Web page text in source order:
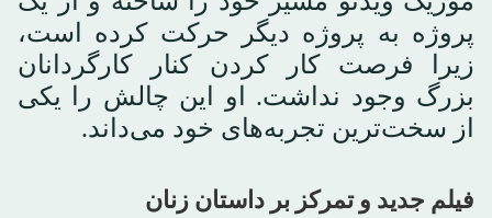
پروژه به پروژه دیگر حرکت کرده است،
زیرا فرصت کار کردن کنار کارگردانان
بزرگ وجود نداشت. او این چالش را یکی
از سخت‌ترین تجربه‌های خود می‌داند.
فیلم جدید و تمرکز بر داستان زنان